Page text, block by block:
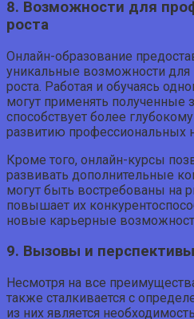
8. Возможности для
роста
Онлайн-образование
уникальные возможности для
роста. Работая и обучаясь
могут применять полученные
способствует более
развитию профессиональных
Кроме того, онлайн-курсы
развивать дополнительные
могут быть востребованы на
повышает их
новые карьерные
9. Вызовы и
Несмотря на все
также сталкивается с
из них является